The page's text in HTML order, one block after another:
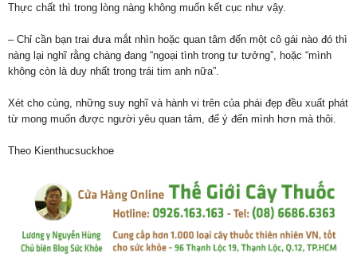
Thực chất thì trong lòng nàng không muốn kết cục như vậy.
– Chỉ cần bạn trai đưa mắt nhìn hoặc quan tâm đến một cô gái nào đó thì
nàng lại nghĩ rằng chàng đang “ngoại tình trong tư tưởng”, hoặc “mình
không còn là duy nhất trong trái tim anh nữa”.
Xét cho cùng, những suy nghĩ và hành vi trên của phái đẹp đều xuất phát
từ mong muốn được người yêu quan tâm, để ý đến mình hơn mà thôi.
Theo Kienthucsuckhoe